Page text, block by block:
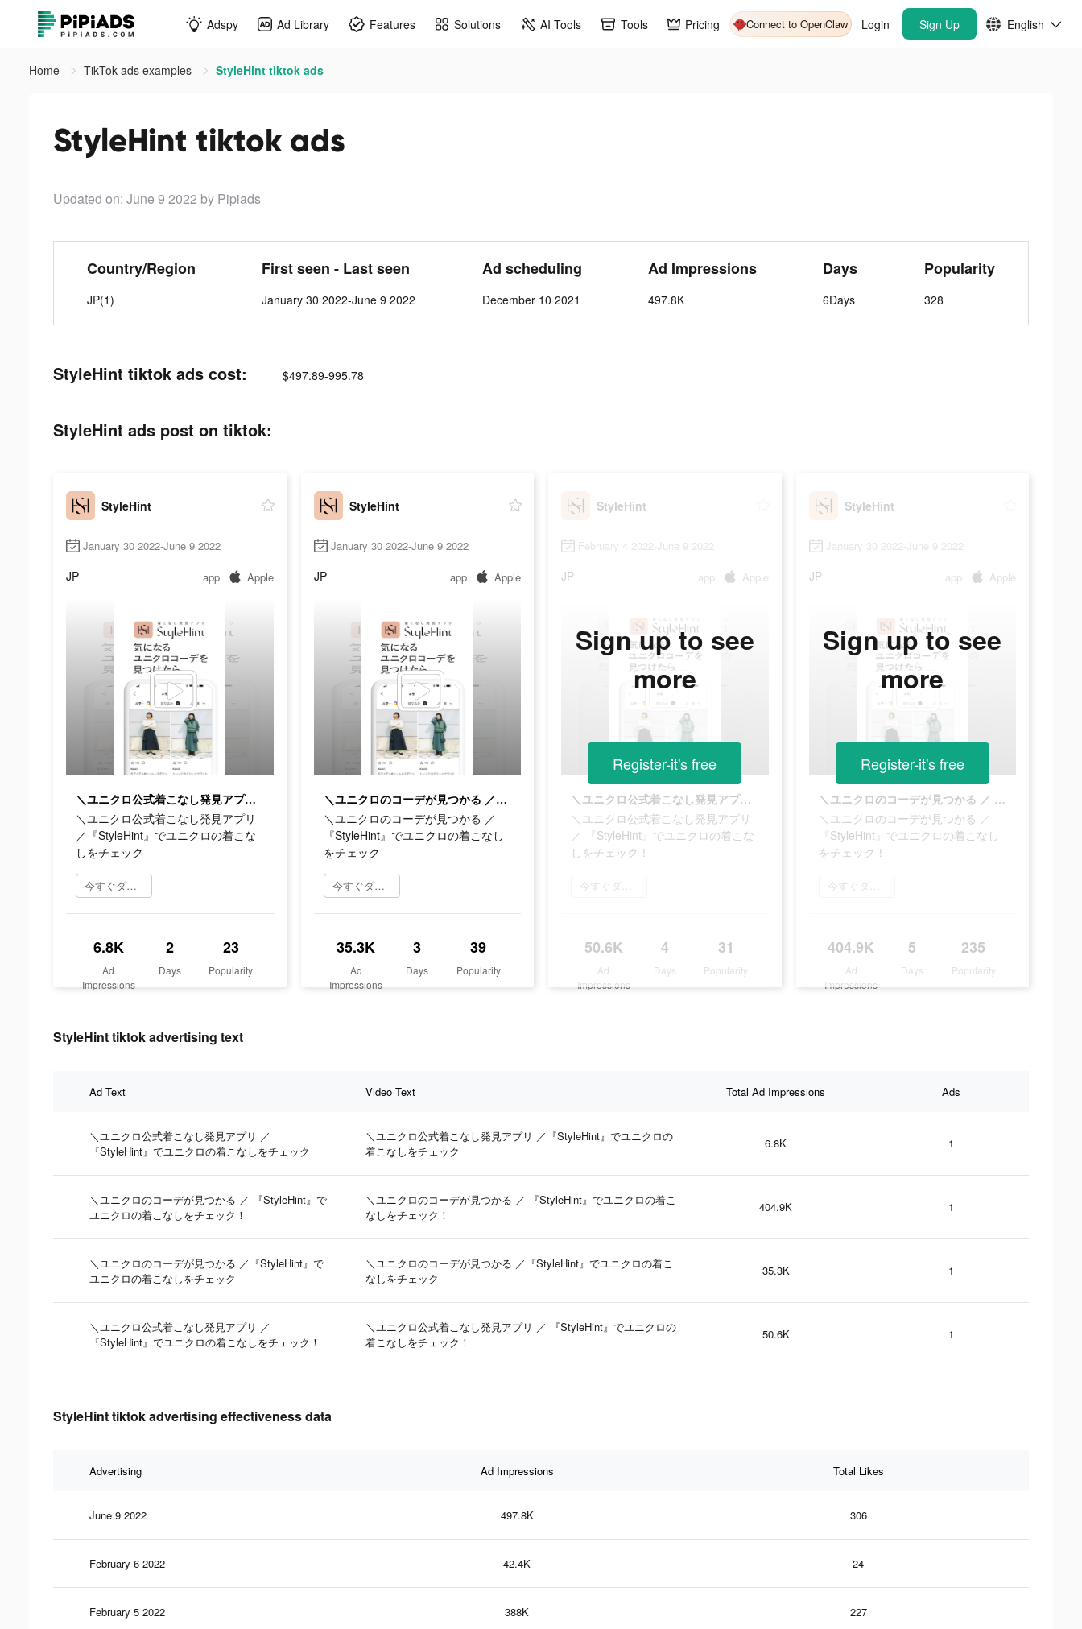
Adspy Ad Library Features Solutions AI Tools Tools Pricing Connect to OpenClaw Login Sign Up English
Home TikTok ads examples StyleHint tiktok ads
StyleHint tiktok ads
Updated on: June 9 2022 by Pipiads
Country/Region
JP(1)
First seen - Last seen
January 30 2022-June 9 2022
Ad scheduling
December 10 2021
Ad Impressions
497.8K
Days
6Days
Popularity
328
StyleHint tiktok ads cost: $497.89-995.78
StyleHint ads post on tiktok:
StyleHint
January 30 2022-June 9 2022
JP app Apple
＼ユニクロ公式着こなし発見アプリ ／『StyleHint』でユニクロの着こなしをチェック
＼ユニクロ公式着こなし発見アプリ
／『StyleHint』でユニクロの着こな
しをチェック
今すぐダウンロード
6.8K
Ad
Impressions
2
Days
23
Popularity
StyleHint
January 30 2022-June 9 2022
JP app Apple
＼ユニクロのコーデが見つかる ／『StyleHint』でユニクロの着こなしをチェック
＼ユニクロのコーデが見つかる ／
『StyleHint』でユニクロの着こなし
をチェック
今すぐダウンロード
35.3K
Ad
Impressions
3
Days
39
Popularity
StyleHint
February 4 2022-June 9 2022
JP app Apple
＼ユニクロ公式着こなし発見アプリ ／ 『StyleHint』でユニクロの着こなしをチェック！
＼ユニクロ公式着こなし発見アプリ
／ 『StyleHint』でユニクロの着こな
しをチェック！
今すぐダウンロード
50.6K
Ad
Impressions
4
Days
31
Popularity
Sign up to see
more
Register-it's free
StyleHint
January 30 2022-June 9 2022
JP app Apple
＼ユニクロのコーデが見つかる ／ 『StyleHint』でユニクロの着こなしをチェック！
＼ユニクロのコーデが見つかる ／
『StyleHint』でユニクロの着こなし
をチェック！
今すぐダウンロード
404.9K
Ad
Impressions
5
Days
235
Popularity
Sign up to see
more
Register-it's free
StyleHint tiktok advertising text
Ad Text Video Text Total Ad Impressions Ads
＼ユニクロ公式着こなし発見アプリ ／
『StyleHint』でユニクロの着こなしをチェック
＼ユニクロ公式着こなし発見アプリ ／『StyleHint』でユニクロの
着こなしをチェック
6.8K 1
＼ユニクロのコーデが見つかる ／ 『StyleHint』で
ユニクロの着こなしをチェック！
＼ユニクロのコーデが見つかる ／ 『StyleHint』でユニクロの着こ
なしをチェック！
404.9K 1
＼ユニクロのコーデが見つかる ／『StyleHint』で
ユニクロの着こなしをチェック
＼ユニクロのコーデが見つかる ／『StyleHint』でユニクロの着こ
なしをチェック
35.3K 1
＼ユニクロ公式着こなし発見アプリ ／
『StyleHint』でユニクロの着こなしをチェック！
＼ユニクロ公式着こなし発見アプリ ／ 『StyleHint』でユニクロの
着こなしをチェック！
50.6K 1
StyleHint tiktok advertising effectiveness data
Advertising Ad Impressions Total Likes
June 9 2022 497.8K 306
February 6 2022 42.4K 24
February 5 2022 388K 227